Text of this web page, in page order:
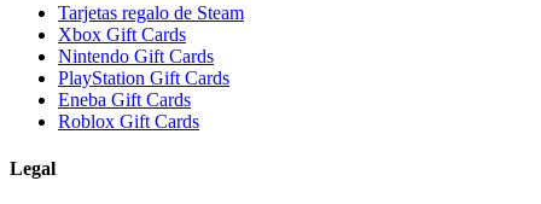
Tarjetas regalo de Steam
Xbox Gift Cards
Nintendo Gift Cards
PlayStation Gift Cards
Eneba Gift Cards
Roblox Gift Cards
Legal